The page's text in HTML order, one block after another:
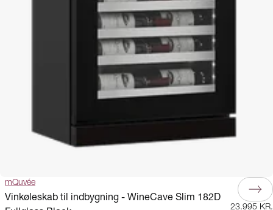
mQuvée
Vinkøleskab til indbygning - WineCave Slim 182D
23.995 KR.